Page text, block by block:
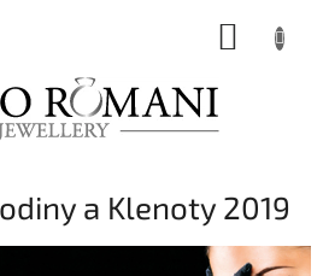
a Klenoty 2019